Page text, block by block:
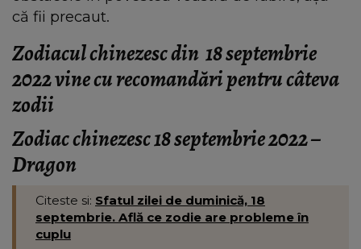
că fii precaut.
Zodiacul chinezesc din 18 septembrie
2022 vine cu recomandări pentru câteva
zodii
Zodiac chinezesc 18 septembrie 2022 –
Dragon
Citeste si: Sfatul zilei de duminică, 18
septembrie. Află ce zodie are probleme în
cuplu